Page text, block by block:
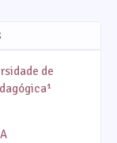
de